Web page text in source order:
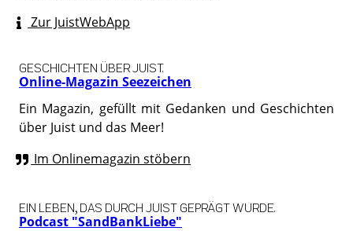
Zur JuistWebApp
Online-Magazin Seezeichen
GESCHICHTEN ÜBER JUIST.
Ein Magazin, gefüllt mit Gedanken und Geschichten
über Juist und das Meer!
Im Onlinemagazin stöbern
Podcast "SandBankLiebe"
EIN LEBEN, DAS DURCH JUIST GEPRÄGT WURDE.